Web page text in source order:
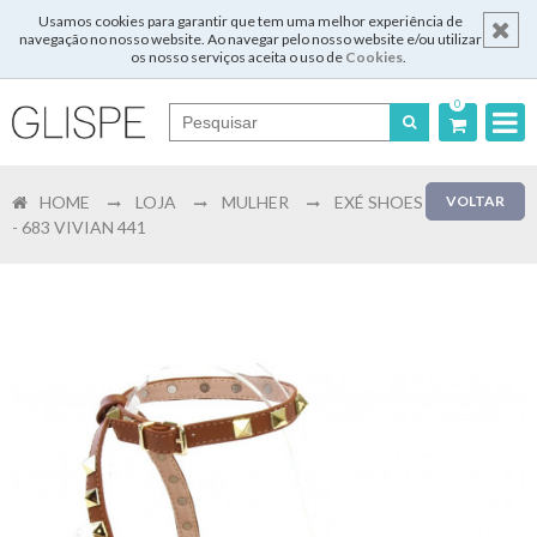
Usamos cookies para garantir que tem uma melhor experiência de
navegação no nosso website. Ao navegar pelo nosso website e/ou utilizar
os nosso serviços aceita o uso de Cookies.
0
English
Login
Registar
VOLTAR
HOME LOJA MULHER
EXÉ SHOES
- 683 VIVIAN 441